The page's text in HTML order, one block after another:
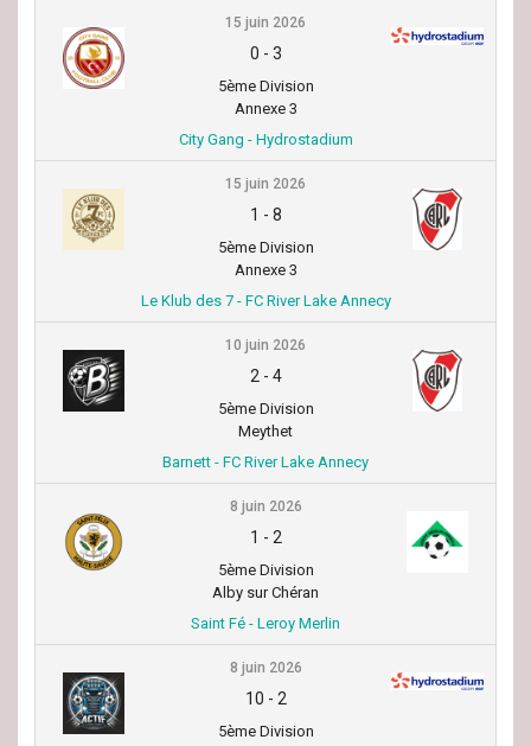
15 juin 2026
0 - 3
5ème Division
Annexe 3
City Gang - Hydrostadium
15 juin 2026
1 - 8
5ème Division
Annexe 3
Le Klub des 7 - FC River Lake Annecy
10 juin 2026
2 - 4
5ème Division
Meythet
Barnett - FC River Lake Annecy
8 juin 2026
1 - 2
5ème Division
Alby sur Chéran
Saint Fé - Leroy Merlin
8 juin 2026
10 - 2
5ème Division